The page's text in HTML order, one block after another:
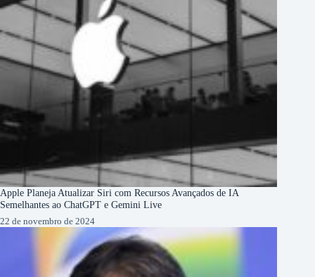
Apple Planeja Atualizar Siri com Recursos Avançados de IA
Semelhantes ao ChatGPT e Gemini Live
22 de novembro de 2024